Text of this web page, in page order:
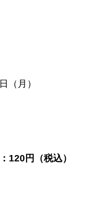
（月）
120円（税込）